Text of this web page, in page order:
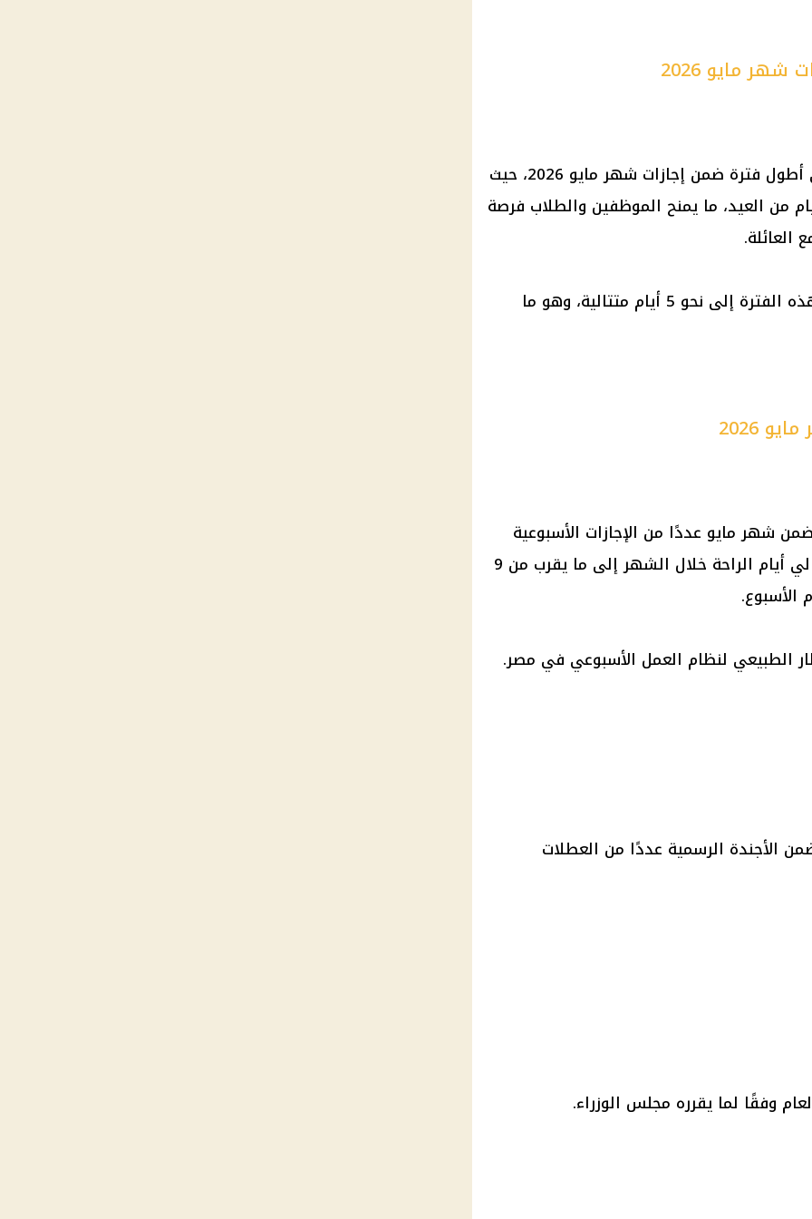
مايو 2026
فترة ضمن إجازات
شهر مايو 2026، حيث
من العيد، ما يمنح الموظفين والطلاب فرصة
وتصل مدة العطلة الرسمية خلال هذه الفترة إلى نحو 5 أيام متتالية، وهو ما
2026
شهر مايو عددًا من الإجازات الأسبوعية
(الجمعة والسبت)، والتي ترفع إجمالي أيام الراحة خلال الشهر إلى ما يقرب من 9
الطبيعي لنظام العمل الأسبوعي في مصر.
شهر مايو 2026، تتضمن الأجندة الرسمية عددًا من العطلات
وفقًا لما يقرره مجلس الوزراء.